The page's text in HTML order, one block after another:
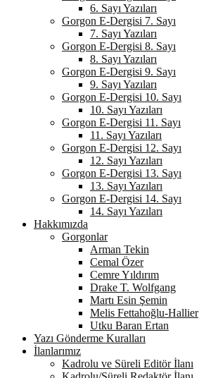
6. Sayı Yazıları
Gorgon E-Dergisi 7. Sayı
7. Sayı Yazıları
Gorgon E-Dergisi 8. Sayı
8. Sayı Yazıları
Gorgon E-Dergisi 9. Sayı
9. Sayı Yazıları
Gorgon E-Dergisi 10. Sayı
10. Sayı Yazıları
Gorgon E-Dergisi 11. Sayı
11. Sayı Yazıları
Gorgon E-Dergisi 12. Sayı
12. Sayı Yazıları
Gorgon E-Dergisi 13. Sayı
13. Sayı Yazıları
Gorgon E-Dergisi 14. Sayı
14. Sayı Yazıları
Hakkımızda
Gorgonlar
Arman Tekin
Cemal Özer
Cemre Yıldırım
Drake T. Wolfgang
Martı Esin Şemin
Melis Fettahoğlu-Hallier
Utku Baran Ertan
Yazı Gönderme Kuralları
İlanlarımız
Kadrolu ve Süreli Editör İlanı